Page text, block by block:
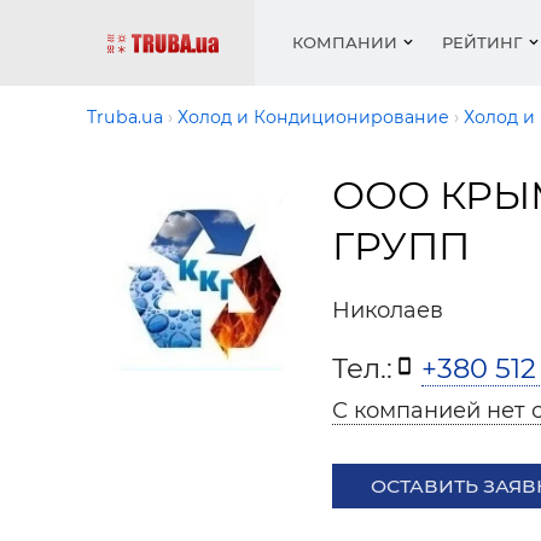
КОМПАНИИ
Котлы
РЕЙТИНГ
Работа
резюме
Разное
Холод,
Работа
Котлы
Теплые
Монтаж
Акции
Новости
Truba.ua Холод и Кондиционирование Холод
ООО
ГРУПП
Николаев
Тел.: +380
С компанией нет
ОСТАВИТЬ